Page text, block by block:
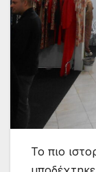
Το πιο